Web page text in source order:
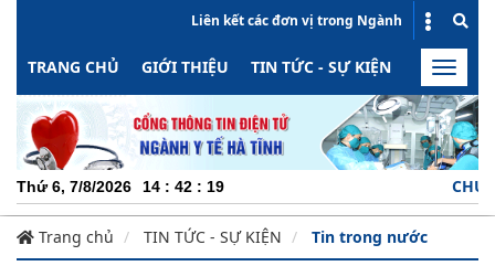
Liên kết các đơn vị trong Ngành
TRANG CHỦ GIỚI THIỆU TIN TỨC - SỰ KIỆN HOẠT
Toggle
Thứ 6, 7/8/2026 14 : 42 : 19
Trang chủ TIN TỨC - SỰ KIỆN Tin trong nước